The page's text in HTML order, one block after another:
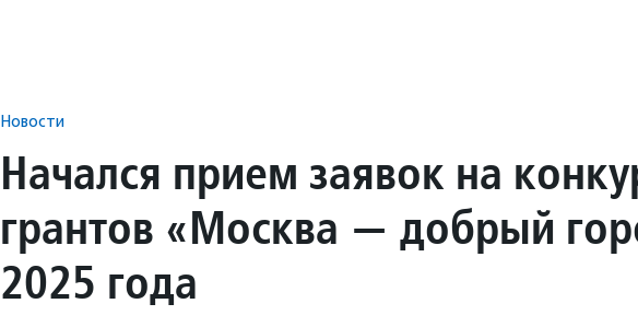
Новости
Начался прием заявок на
грантов «Москва — добрый
2025 года